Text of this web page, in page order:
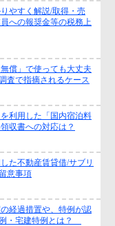
やすく解説/取得・売
への報奨金等の税務上
償」で使っても大丈夫
査で指摘されるケース
利用した「国内宿泊料
収書への対応は？
た不動産賃貸借/サブリ
意事項
経過措置や、特例が認
・宅建特例とは？